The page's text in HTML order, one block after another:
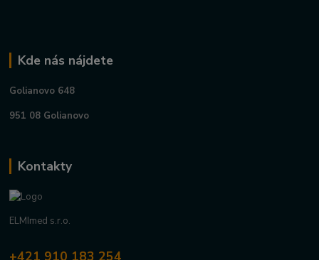
Kde nás nájdete
Golianovo 648
951 08 Golianovo
Kontakty
ELMImed s.r.o.